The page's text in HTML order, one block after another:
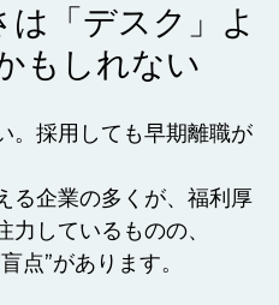
「デスク」よ
もしれない
。採用しても早期離職が
る企業の多くが、福利厚
しているものの、
点”があります。